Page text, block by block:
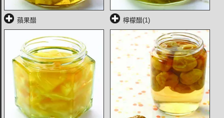
蘋果醋 檸檬醋(1)